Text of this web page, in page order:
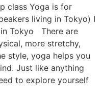
class Yoga is for
living in Tokyo) I
in Tokyo There are
more stretchy,
style, yoga helps you
Just like anything
to explore yourself